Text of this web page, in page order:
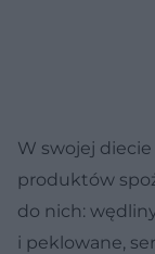
W swojej
produktów
do nich:
i peklowane,